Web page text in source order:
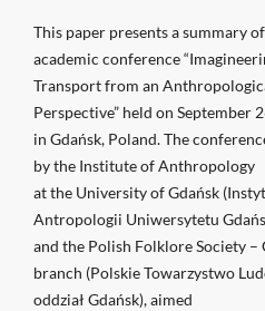
This paper presents a summary
academic conference
Transport from an
Perspective” held on September
in Gdańsk, Poland. The
by the Institute of Anthropology
at the University of Gdańsk
Antropologii Uniwersytetu
and the Polish Folklore Society –
branch (Polskie Towarzystwo
oddział Gdańsk), aimed